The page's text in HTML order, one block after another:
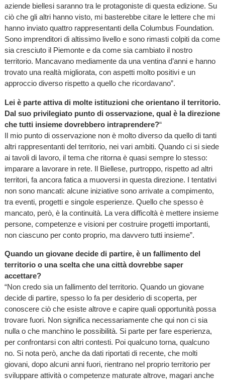
aziende biellesi saranno tra le protagoniste di questa edizione. Su
ciò che gli altri hanno visto, mi basterebbe citare le lettere che mi
hanno inviato quattro rappresentanti della Columbus Foundation.
Sono imprenditori di altissimo livello e sono rimasti colpiti da come
sia cresciuto il Piemonte e da come sia cambiato il nostro
territorio. Mancavano mediamente da una ventina d’anni e hanno
trovato una realtà migliorata, con aspetti molto positivi e un
approccio diverso rispetto a quello che ricordavano”.
Lei è parte attiva di molte istituzioni che orientano il territorio.
Dal suo privilegiato punto di osservazione, qual è la direzione
che tutti insieme dovrebbero intraprendere?“
Il mio punto di osservazione non è molto diverso da quello di tanti
altri rappresentanti del territorio, nei vari ambiti. Quando ci si siede
ai tavoli di lavoro, il tema che ritorna è quasi sempre lo stesso:
imparare a lavorare in rete. Il Biellese, purtroppo, rispetto ad altri
territori, fa ancora fatica a muoversi in questa direzione. I tentativi
non sono mancati: alcune iniziative sono arrivate a compimento,
tra eventi, progetti e singole esperienze. Quello che spesso è
mancato, però, è la continuità. La vera difficoltà è mettere insieme
persone, competenze e visioni per costruire progetti importanti,
non ciascuno per conto proprio, ma davvero tutti insieme”.
Quando un giovane decide di partire, è un fallimento del
territorio o una scelta che una città dovrebbe saper
accettare?
“Non credo sia un fallimento del territorio. Quando un giovane
decide di partire, spesso lo fa per desiderio di scoperta, per
conoscere ciò che esiste altrove e capire quali opportunità possa
trovare fuori. Non significa necessariamente che qui non ci sia
nulla o che manchino le possibilità. Si parte per fare esperienza,
per confrontarsi con altri contesti. Poi qualcuno torna, qualcuno
no. Si nota però, anche da dati riportati di recente, che molti
giovani, dopo alcuni anni fuori, rientrano nel proprio territorio per
sviluppare attività o competenze maturate altrove, magari anche